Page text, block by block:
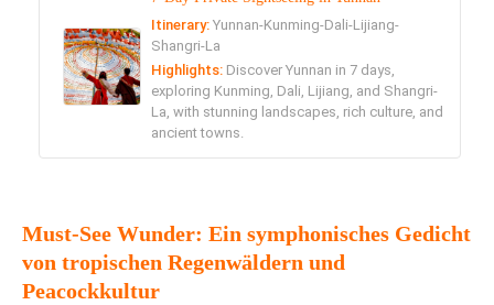
Itinerary:Yunnan-Kunming-Dali-Lijiang-
Shangri-La
Highlights: Discover Yunnan in 7 days,
exploring Kunming, Dali, Lijiang, and Shangri-
La, with stunning landscapes, rich culture, and
ancient towns.
Must-See Wunder: Ein symphonisches Gedicht
von tropischen Regenwäldern und
Peacockkultur